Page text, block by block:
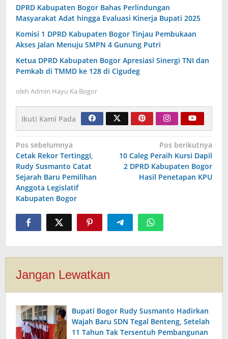
DPRD Kabupaten Bogor Bahas Perlindungan
Masyarakat Adat hingga Evaluasi Kinerja Bupati 2025
Komisi 1 DPRD Kabupaten Bogor Tinjau Pembukaan
Akses Jalan Menuju SMPN 4 Gunung Putri
Ketua DPRD Kabupaten Bogor Apresiasi Sinergi TNI dan
Pemkab di TMMD ke 128 di Cigudeg
oleh Admin Hayu Ka Bogor
Ikuti Kami Pada
Navigasi
pos
Pos sebelumnya
Cetak Rekor Tertinggi,
Rudy Susmanto Catat
Sejarah Baru Pemilihan
Anggota Legislatif
Kabupaten Bogor
Pos berikutnya
10 Caleg Peraih Kursi Dapil
2 DPRD Kabupaten Bogor
Hasil Penetapan KPU
Jangan Lewatkan
Bupati Bogor Rudy Susmanto Hadirkan
Wajah Baru SDN Tegal Benteng, Setelah
11 Tahun Tak Tersentuh Pembangunan